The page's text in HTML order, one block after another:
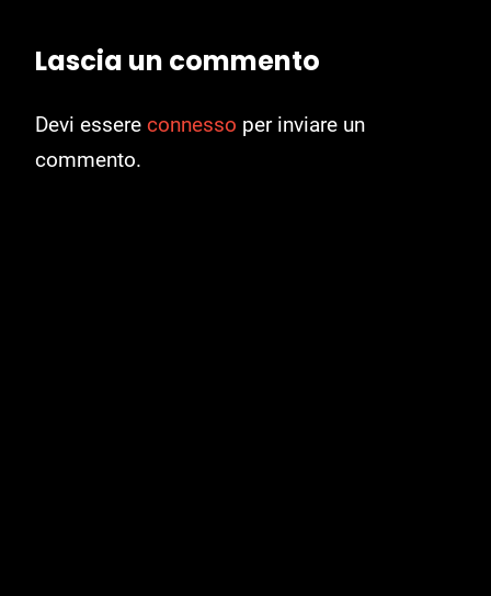
Lascia un commento
Devi essere connesso per inviare un
commento.